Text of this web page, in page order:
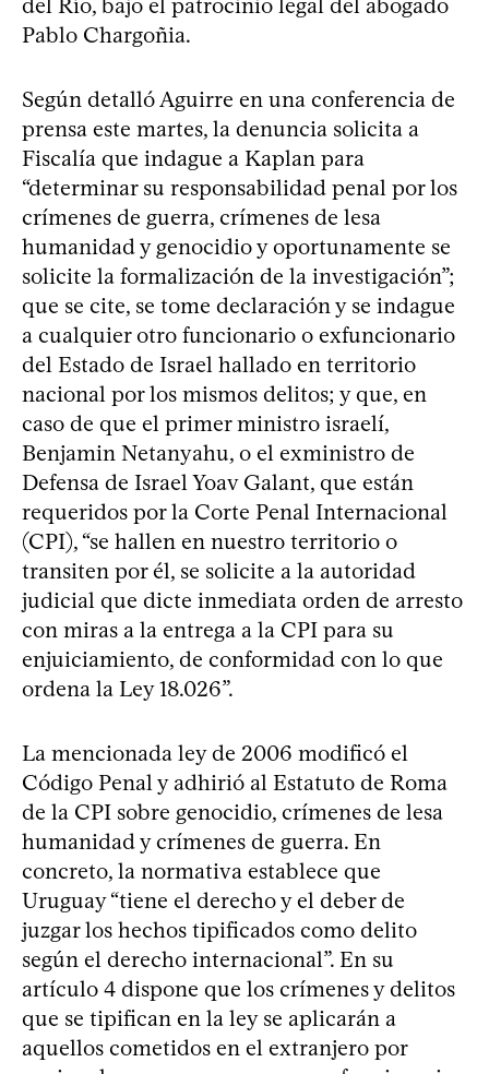
Pablo Chargoñia.
Según detalló Aguirre en una conferencia de
prensa este martes, la denuncia solicita a
Fiscalía que indague a Kaplan para
“determinar su responsabilidad penal por los
crímenes de guerra, crímenes de lesa
humanidad y genocidio y oportunamente se
solicite la formalización de la investigación”;
que se cite, se tome declaración y se indague
a cualquier otro funcionario o exfuncionario
del Estado de Israel hallado en territorio
nacional por los mismos delitos; y que, en
caso de que el primer ministro israelí,
Benjamin Netanyahu, o el exministro de
Defensa de Israel Yoav Galant, que están
requeridos por la Corte Penal Internacional
(CPI), “se hallen en nuestro territorio o
transiten por él, se solicite a la autoridad
judicial que dicte inmediata orden de arresto
con miras a la entrega a la CPI para su
enjuiciamiento, de conformidad con lo que
ordena la Ley 18.026”.
La mencionada ley de 2006 modificó el
Código Penal y adhirió al Estatuto de Roma
de la CPI sobre genocidio, crímenes de lesa
humanidad y crímenes de guerra. En
concreto, la normativa establece que
Uruguay “tiene el derecho y el deber de
juzgar los hechos tipificados como delito
según el derecho internacional”. En su
artículo 4 dispone que los crímenes y delitos
que se tipifican en la ley se aplicarán a
aquellos cometidos en el extranjero por